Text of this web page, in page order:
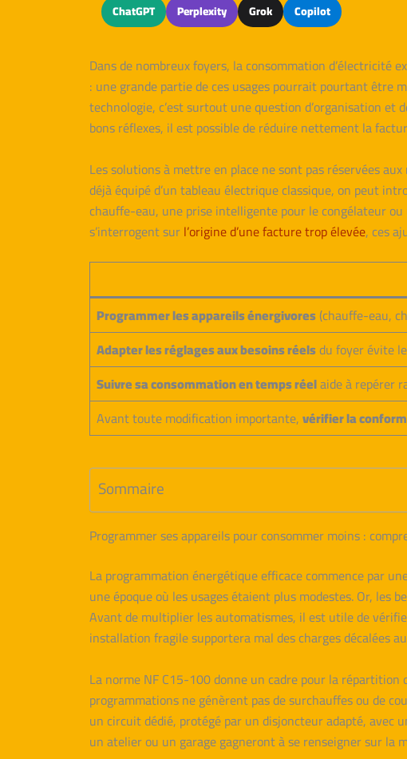
ChatGPT Perplexity Grok Copilot
Dans de nombreux foyers, la consommation d’électricité
: une grande partie de ces usages pourrait pourtant être
technologie, c’est surtout une question d’organisation
bons réflexes, il est possible de réduire nettement la
Les solutions à mettre en place ne sont pas réservées
déjà équipé d’un tableau électrique classique, on peut
chauffe-eau, une prise intelligente pour le congélateur
s’interrogent surl’origine d’une facture trop élevée, ces
Programmer les appareils énergivores(chauffe-eau,
Adapter les réglages aux besoins réelsdu foyer évite
Suivre sa consommation en temps réelaide à repérer
Avant toute modification importante,vérifier la
Sommaire
Programmer ses appareils pour consommer moins :
La programmation énergétique efficace commence par
une époque où les usages étaient plus modestes. Or, les
Avant de multiplier les automatismes, il est utile de
installation fragile supportera mal des charges décalées
La norme NF C15-100 donne un cadre pour la
programmations ne génèrent pas de surchauffes ou de
un circuit dédié, protégé par un disjoncteur adapté, avec
un atelier ou un garage gagneront à se renseigner sur la